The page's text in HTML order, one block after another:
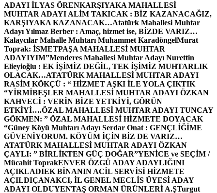
ADAYI İLYAS ÖRENKARŞIYAKA MAHALLESİ
MUHTAR ADAYI ALİM TAKICAK : BİZ KAZANACAĞIZ,
KARŞIYAKA KAZANACAK…Atatürk Mahallesi Muhtar
Adayı Yılmaz Berber : Amaç, hizmet ise, BİZDE VARIZ…
Kalaycılar Mahalle Muhtarı Muhammet KaradöngelMurat
Toprak: İSMETPAŞA MAHALLESİ MUHTAR
ADAYIYIM”Menderes Mahallesi Muhtar Adayı Nurettin
Elieyioğlu : EK İŞİMİZ DEĞİL, TEK İŞİMİZ MUHTARLIK
OLACAK…ATATÜRK MAHALLESİ MUHTAR ADAYI
RASİM KÖKÇÜ : “ HİZMET AŞKI İLE YOLA ÇIKTIK
“YİRMİBEŞLER MAHALLESİ MUHTAR ADAYI ÖZKAN
KAHVECİ : VERİN BİZE YETKİYİ, GÖRÜN
ETKİYİ….ÖZAL MAHALLESİ MUHTAR ADAYI TUNCAY
GÖKMEN: ” ÖZAL MAHALLESİ HİZMETE DOYACAK
“Güney Köyü Muhtarı Adayı Serdar Onat : GENÇLİĞİME
GÜVENİYORUM. KÖYÜM İÇİN BİZ DE VARIZ…
ATATÜRK MAHALLESİ MUHTAR ADAYI ÖZKAN
ÇAYLI: ” BİRLİKTEN GÜÇ DOĞAR”YENİCE ve SEÇİM /
Mücahit ToprakENVER ÖZGÜ ADAY ADAYLIĞINI
AÇIKLADIEK BİNANIN ACİL SERVİSİ HİZMETE
AÇILDIÇANAKCI, İL GENEL MECLİS ÜYESİ ADAY
ADAYI OLDUYENTAŞ ORMAN ÜRÜNLERİ A.ŞTurgut